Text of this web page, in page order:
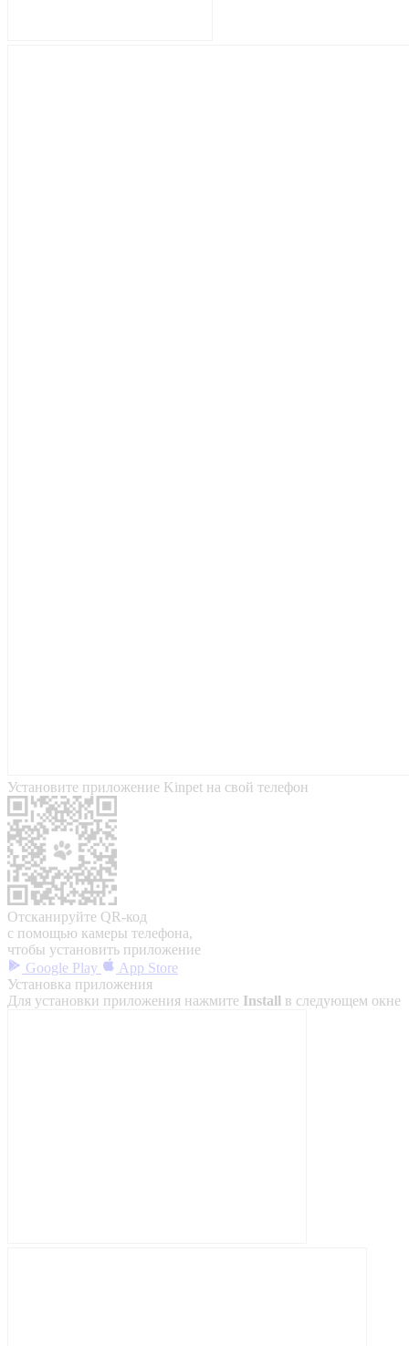
Установите приложение Kinpet на свой телефон
Отсканируйте QR-код
с помощью камеры телефона,
чтобы установить приложение
Google Play
App Store
Установка приложения
Для установки приложения нажмите Install в следующем окне